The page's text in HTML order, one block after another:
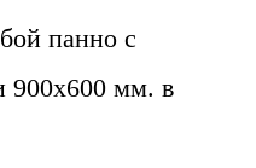
панно с
900х600 мм. в